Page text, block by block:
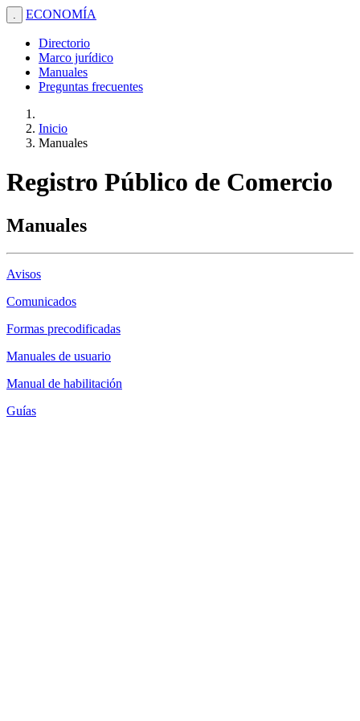
. ECONOMÍA
Directorio
Marco jurídico
Manuales
Preguntas frecuentes
Inicio
Manuales
Registro Público de Comercio
Manuales
Avisos
Comunicados
Formas precodificadas
Manuales de usuario
Manual de habilitación
Guías